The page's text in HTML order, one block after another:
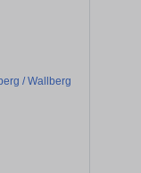
/ Wallberg